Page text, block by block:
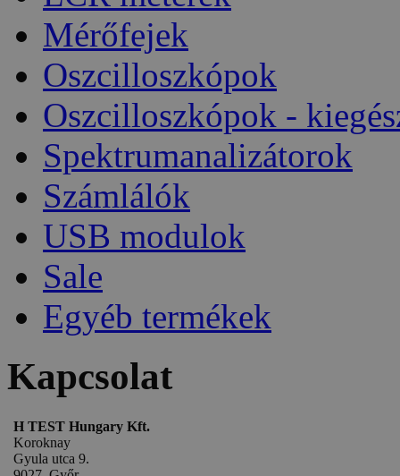
Mérőfejek
Oszcilloszkópok
Oszcilloszkópok -
Spektrumanalizátorok
Számlálók
USB modulok
Sale
Egyéb termékek
Kapcsolat
H TEST Hungary Kft.
Koroknay
Gyula utca 9.